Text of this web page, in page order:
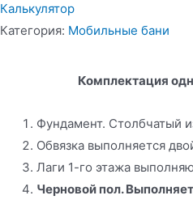
Калькулятор
Категория: Мобильные бани
Комплектация
Фундамент. Столбчатый
Обвязка выполняется
Лаги 1-го этажа
Черновой пол.